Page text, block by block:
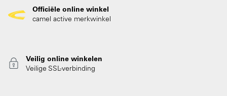
Officiële online winkel
camel active merkwinkel
Veilig online winkelen
Veilige SSL-verbinding